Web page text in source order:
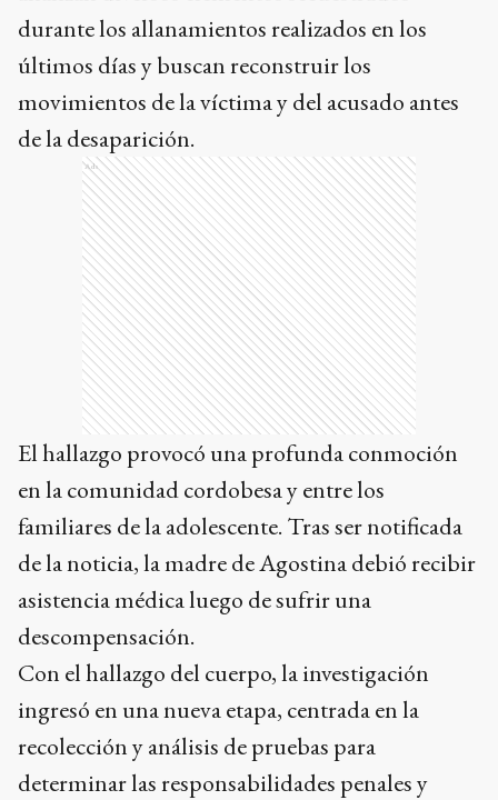
durante los allanamientos realizados en los
últimos días y buscan reconstruir los
movimientos de la víctima y del acusado antes
de la desaparición.
Ads
El hallazgo provocó una profunda conmoción
en la comunidad cordobesa y entre los
familiares de la adolescente. Tras ser notificada
de la noticia, la madre de Agostina debió recibir
asistencia médica luego de sufrir una
descompensación.
Con el hallazgo del cuerpo, la investigación
ingresó en una nueva etapa, centrada en la
recolección y análisis de pruebas para
determinar las responsabilidades penales y